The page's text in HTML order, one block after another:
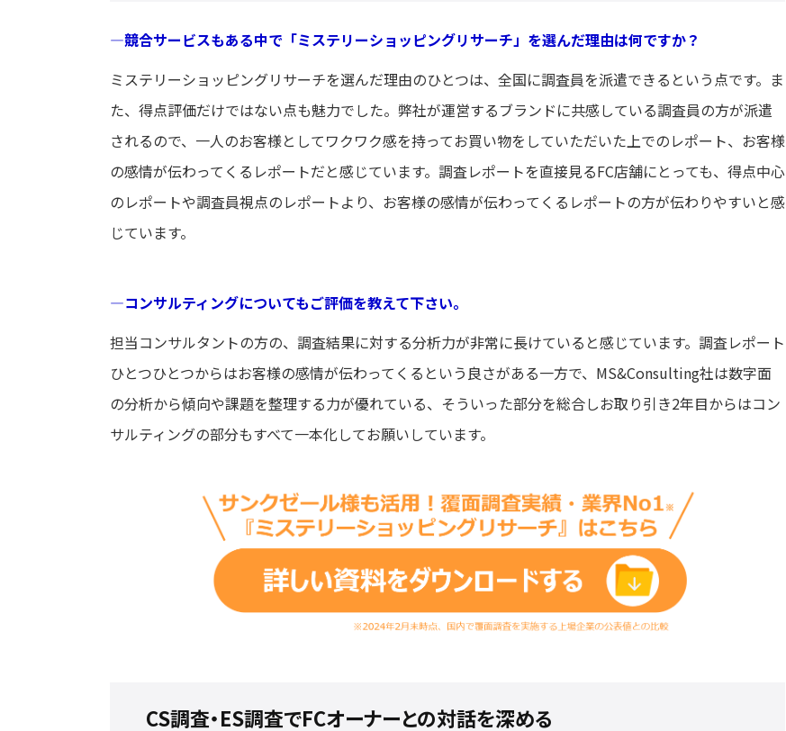
―競合サービスもある中で「ミステリーショッピングリサーチ」を選んだ理由は何ですか？
ミステリーショッピングリサーチを選んだ理由のひとつは、全国に調査員を派遣できるという点です。ま
た、得点評価だけではない点も魅力でした。弊社が運営するブランドに共感している調査員の方が派遣
されるので、一人のお客様としてワクワク感を持ってお買い物をしていただいた上でのレポート、お客様
の感情が伝わってくるレポートだと感じています。調査レポートを直接見るFC店舗にとっても、得点中心
のレポートや調査員視点のレポートより、お客様の感情が伝わってくるレポートの方が伝わりやすいと感
じています。
―コンサルティングについてもご評価を教えて下さい。
担当コンサルタントの方の、調査結果に対する分析力が非常に長けていると感じています。調査レポート
ひとつひとつからはお客様の感情が伝わってくるという良さがある一方で、MS&Consulting社は数字面
の分析から傾向や課題を整理する力が優れている、そういった部分を総合しお取り引き2年目からはコン
サルティングの部分もすべて一本化してお願いしています。
CS調査・ES調査でFCオーナーとの対話を深める